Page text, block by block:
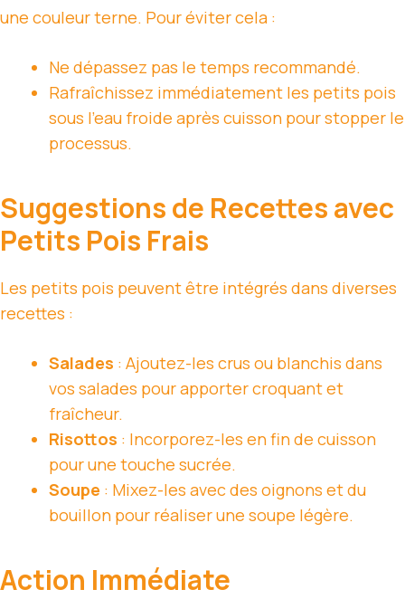
une couleur terne. Pour éviter cela :
Ne dépassez pas le temps recommandé.
Rafraîchissez immédiatement les petits pois
sous l’eau froide après cuisson pour stopper le
processus.
Suggestions de Recettes avec
Petits Pois Frais
Les petits pois peuvent être intégrés dans diverses
recettes :
Salades : Ajoutez-les crus ou blanchis dans
vos salades pour apporter croquant et
fraîcheur.
Risottos : Incorporez-les en fin de cuisson
pour une touche sucrée.
Soupe : Mixez-les avec des oignons et du
bouillon pour réaliser une soupe légère.
Action Immédiate